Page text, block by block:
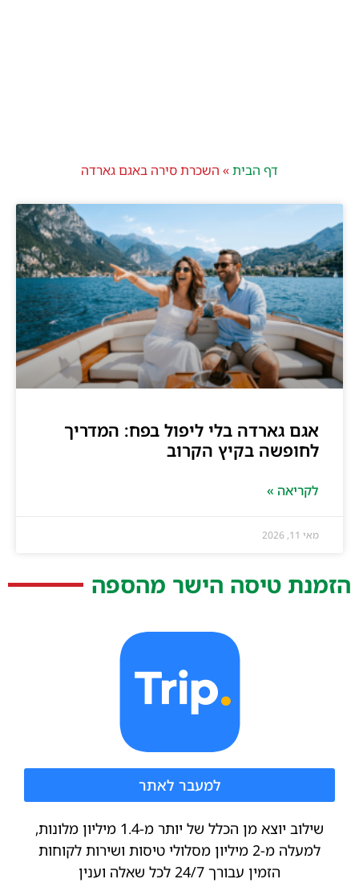
דף הבית» השכרת סירה באגם גארדה
אגם גארדה בלי ליפול בפח: המדריך
לחופשה בקיץ הקרוב
לקריאה »
מאי 11, 2026
הזמנת טיסה הישר מהספה
למעבר לאתר
שילוב יוצא מן הכלל של יותר מ-1.4 מיליון מלונות,
למעלה מ-2 מיליון מסלולי טיסות ושירות לקוחות
הזמין עבורך 24/7 לכל שאלה וענין